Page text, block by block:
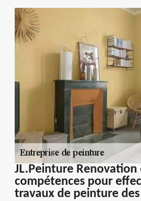
JL.Peinture Renovation
compétences pour
travaux de peinture